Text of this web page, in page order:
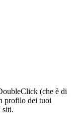
(che è di
profilo dei tuoi
siti.